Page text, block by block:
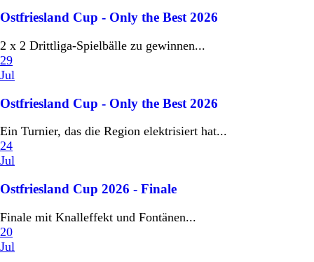
Ostfriesland Cup - Only the Best 2026
2 x 2 Drittliga-Spielbälle zu gewinnen...
29
Jul
Ostfriesland Cup - Only the Best 2026
Ein Turnier, das die Region elektrisiert hat...
24
Jul
Ostfriesland Cup 2026 - Finale
Finale mit Knalleffekt und Fontänen...
20
Jul